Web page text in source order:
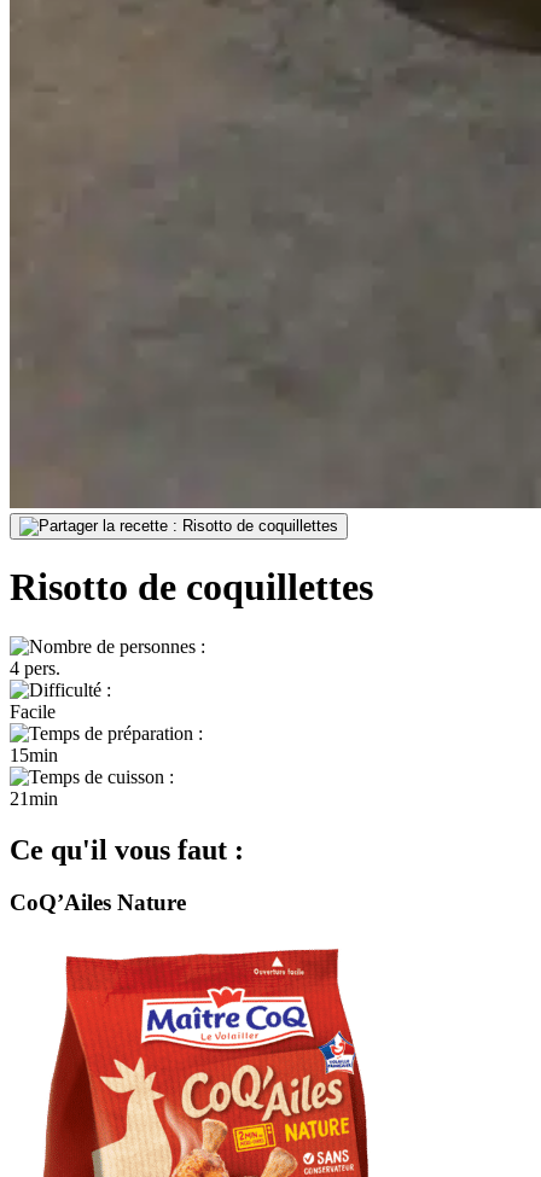
Risotto de coquillettes
4 pers.
Facile
15min
21min
Ce qu'il vous faut :
CoQ’Ailes Nature